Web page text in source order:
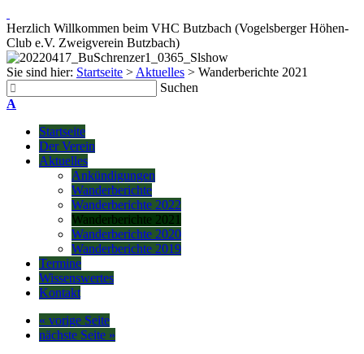
Herzlich Willkommen beim VHC Butzbach (Vogelsberger Höhen-
Club e.V. Zweigverein Butzbach)
Sie sind hier: Startseite > Aktuelles > Wanderberichte 2021
Suchen
A
Startseite
Der Verein
Aktuelles
Ankündigungen
Wanderberichte
Wanderberichte 2022
Wanderberichte 2021
Wanderberichte 2020
Wanderberichte 2019
Termine
Wissenswertes
Kontakt
« vorige Seite
nächste Seite »